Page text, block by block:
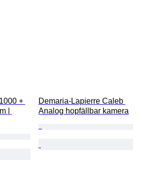
+
|
Demaria-Lapierre Caleb
Analog hopfällbar kamera